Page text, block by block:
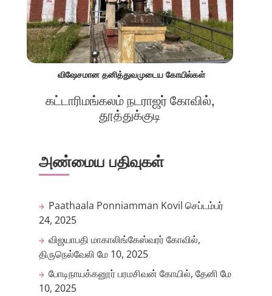
விஷேசமான தனித்துவமுடைய கோயில்கள்
கட்டாரிமங்கலம் நடராஜர் கோவில்,
தூத்துக்குடி
அண்மைய பதிவுகள்
Paathaala Ponniamman Kovil செப்டம்பர்
24, 2025
விஜயாபதி மாகாலிங்கேஸ்வரர் கோவில்,
திருநெல்வேலி மே 10, 2025
போடிநாயக்கனூர் பரமசிவன் கோயில், தேனி மே
10, 2025